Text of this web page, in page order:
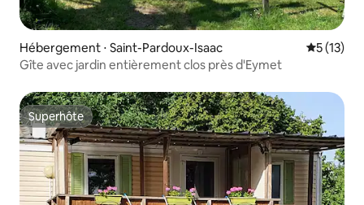
Hébergement ⋅ Saint-Pardoux-Isaac
5 (13)
Gîte avec jardin entièrement clos près d'Eymet
Superhôte
Superhôte